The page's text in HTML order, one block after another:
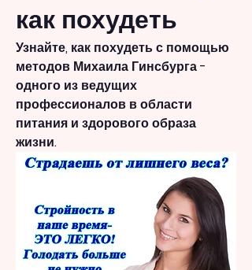
как похудеть
Узнайте, как похудеть с помощью
методов Михаила Гинсбурга -
одного из ведущих
профессионалов в области
питания и здорового образа
жизни.